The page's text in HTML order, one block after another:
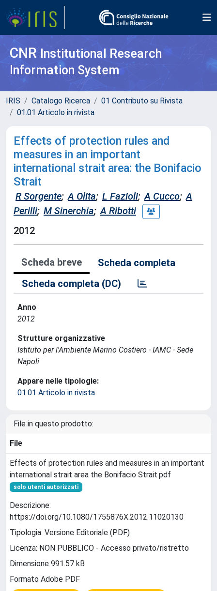
CNR Institutional Research
Information System
IRIS Catalogo Ricerca
01 Contributo su Rivista
01.01 Articolo in rivista
Effects of protection rules and
measures in an important
international strait area: the Bonifacio
Strait
R Sorgente; A Olita; L Fazioli; A Cucco; A
Perilli; M Sinerchia; A Ribotti
2012
Scheda breve
Scheda completa
Scheda completa (DC)
Anno
2012
Strutture organizzative
Istituto per l'Ambiente Marino Costiero - IAMC - Sede
Napoli
Appare nelle tipologie:
01.01 Articolo in rivista
File in questo prodotto:
File
Effects of protection rules and measures in an important
international strait area the Bonifacio Strait.pdf
solo utenti autorizzati
Descrizione:
https://doi.org/10.1080/1755876X.2012.11020130
Tipologia: Versione Editoriale (PDF)
Licenza: NON PUBBLICO - Accesso privato/ristretto
Dimensione 991.57 kB
Formato Adobe PDF